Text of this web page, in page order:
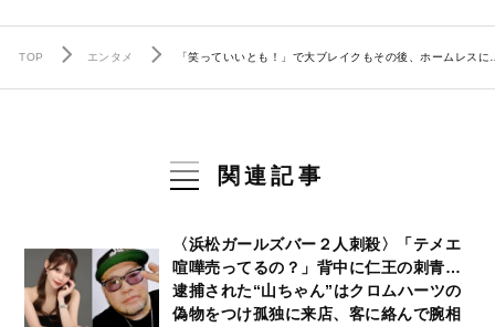
TOP エンタメ 「笑っていいとも！」で大ブレイクもその後、ホームレス
関連記事
〈浜松ガールズバー２人刺殺〉「テメエ
喧嘩売ってるの？」背中に仁王の刺青…
逮捕された“山ちゃん”はクロムハーツの
偽物をつけ孤独に来店、客に絡んで腕相